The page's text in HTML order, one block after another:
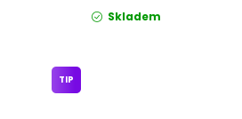
Skladem
TIP